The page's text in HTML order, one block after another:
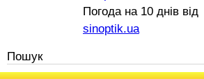
Погода на 10 днів від
sinoptik.ua